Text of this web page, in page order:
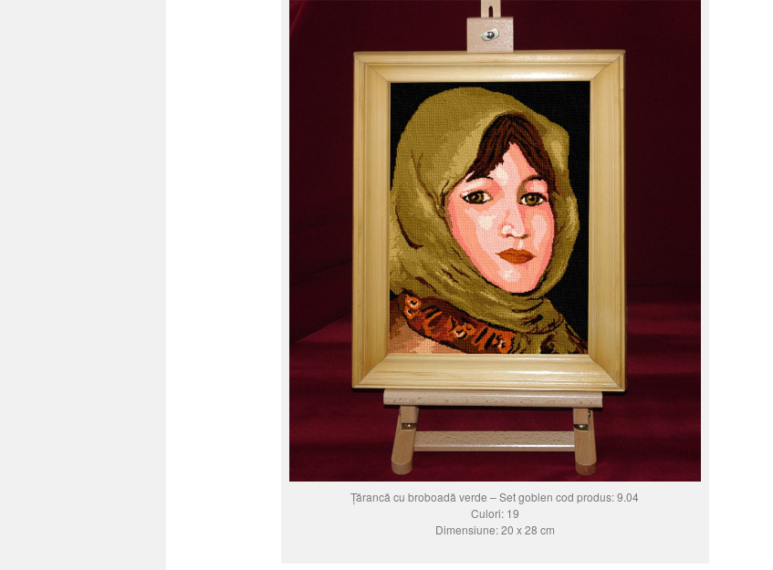
Țărancă cu broboadă verde – Set goblen cod produs: 9.04
Culori: 19
Dimensiune: 20 x 28 cm